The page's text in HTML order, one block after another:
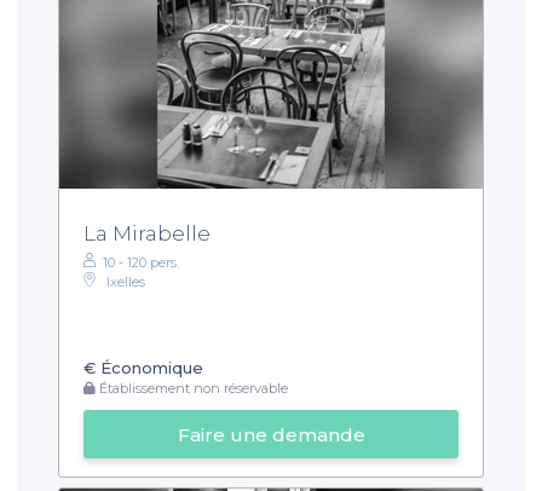
La Mirabelle
10 - 120 pers.
Ixelles
€ Économique
Établissement non réservable
Faire une demande